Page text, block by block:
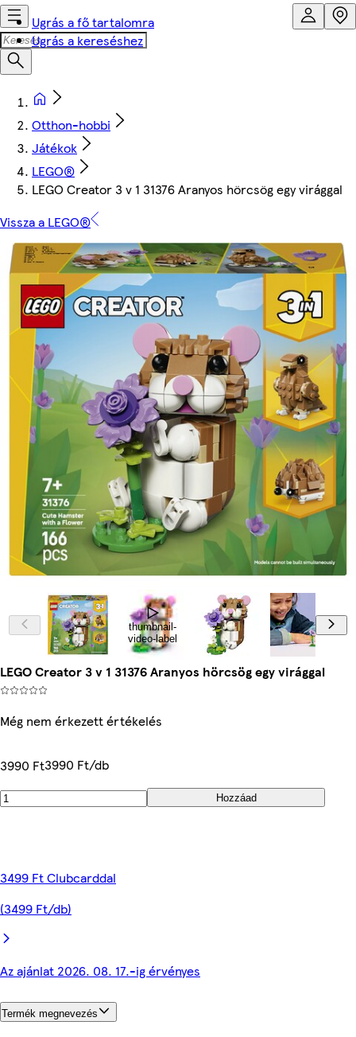
Ugrás a fő tartalomra
Ugrás a kereséshez
Otthon-hobbi
Játékok
LEGO®
LEGO Creator 3 v 1 31376 Aranyos hörcsög egy virággal
Vissza a LEGO®
thumbnail-
video-label
LEGO Creator 3 v 1 31376 Aranyos hörcsög egy virággal
Még nem érkezett értékelés
3990 Ft3990 Ft/db
Hozzáad
3499 Ft Clubcarddal
(3499 Ft/db)
Az ajánlat 2026. 08. 17.-ig érvényes
Termék megnevezés